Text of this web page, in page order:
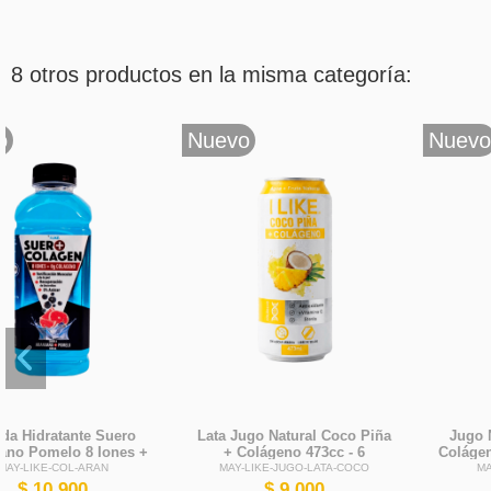
8 otros productos en la misma categoría:
Jugo Natural Coco Piña +
Colágeno 550cc - 6 Unidades
- I LIKE
MAY-LIKE-JUGO-COCO
Jugo Natural Limonada
Jengibre + Colágeno 550cc -
6 Unidades - I LIKE
MAY-LIKE-JUGO-JENGIBRE